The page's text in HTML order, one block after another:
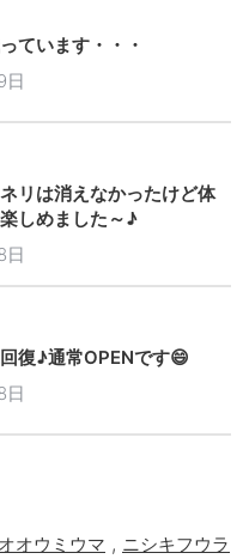
ています・・・
リは消えなかったけど体
しめました～♪
復♪通常OPENです😄
オオウミウマ , ニシキフウラ